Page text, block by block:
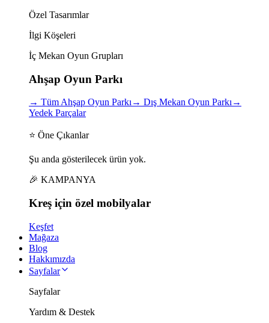
Özel Tasarımlar
İlgi Köşeleri
İç Mekan Oyun Grupları
Ahşap Oyun Parkı
→ Tüm Ahşap Oyun Parkı→ Dış Mekan Oyun Parkı→
Yedek Parçalar
⭐ Öne Çıkanlar
Şu anda gösterilecek ürün yok.
🎉 KAMPANYA
Kreş için özel mobilyalar
Keşfet
Mağaza
Blog
Hakkımızda
Sayfalar
Sayfalar
Yardım & Destek